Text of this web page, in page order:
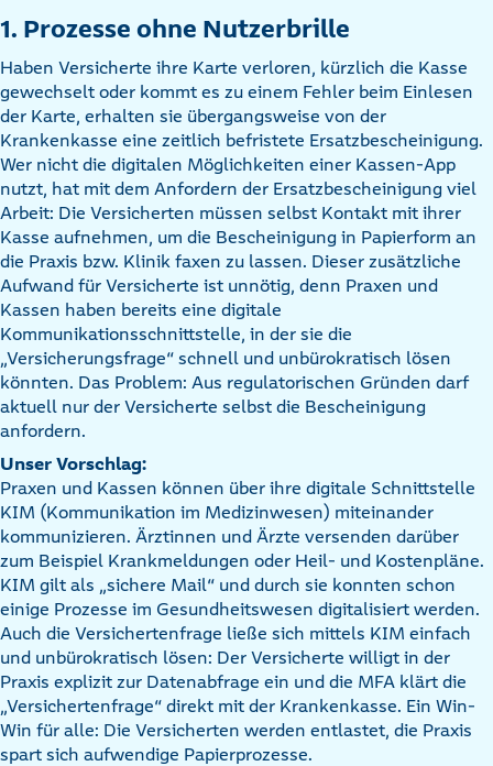
1. Prozesse ohne Nutzerbrille
Haben Versicherte ihre Karte verloren, kürzlich die Kasse
gewechselt oder kommt es zu einem Fehler beim Einlesen
der Karte, erhalten sie übergangsweise von der
Krankenkasse eine zeitlich befristete Ersatzbescheinigung.
Wer nicht die digitalen Möglichkeiten einer Kassen-App
nutzt, hat mit dem Anfordern der Ersatzbescheinigung viel
Arbeit: Die Versicherten müssen selbst Kontakt mit ihrer
Kasse aufnehmen, um die Bescheinigung in Papierform an
die Praxis bzw. Klinik faxen zu lassen. Dieser zusätzliche
Aufwand für Versicherte ist unnötig, denn Praxen und
Kassen haben bereits eine digitale
Kommunikationsschnittstelle, in der sie die
„Versicherungsfrage“ schnell und unbürokratisch lösen
könnten. Das Problem: Aus regulatorischen Gründen darf
aktuell nur der Versicherte selbst die Bescheinigung
anfordern.
Unser Vorschlag:
Praxen und Kassen können über ihre digitale Schnittstelle
KIM (Kommunikation im Medizinwesen) miteinander
kommunizieren. Ärztinnen und Ärzte versenden darüber
zum Beispiel Krankmeldungen oder Heil- und Kostenpläne.
KIM gilt als „sichere Mail“ und durch sie konnten schon
einige Prozesse im Gesundheitswesen digitalisiert werden.
Auch die Versichertenfrage ließe sich mittels KIM einfach
und unbürokratisch lösen: Der Versicherte willigt in der
Praxis explizit zur Datenabfrage ein und die MFA klärt die
„Versichertenfrage“ direkt mit der Krankenkasse. Ein Win-
Win für alle: Die Versicherten werden entlastet, die Praxis
spart sich aufwendige Papierprozesse.